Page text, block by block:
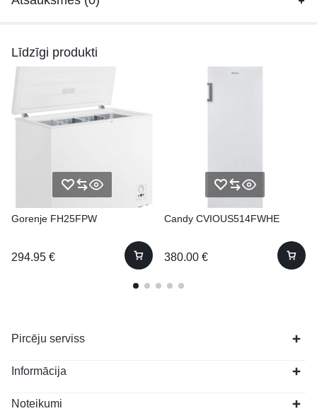
Līdzīgi produkti
Gorenje FH25FPW
294.95 €
Candy CVIOUS514FWHE
380.00 €
Pircēju serviss
Informācija
Noteikumi